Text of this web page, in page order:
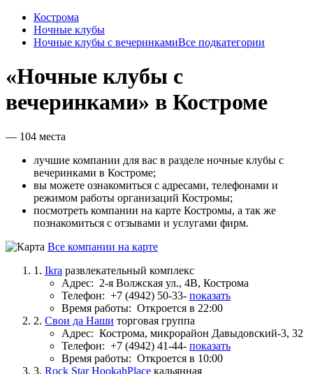
Кострома
Ночные клубы
Ночные клубы с вечеринкамиВсе подкатегории
«Ночные клубы с
вечеринками» в Костроме
— 104 места
лучшие компании для вас в разделе ночные клубы с
вечеринками в Костроме;
вы можете ознакомиться с адресами, телефонами и
режимом работы организаций Костромы;
посмотреть компании на карте Костромы, а так же
познакомиться с отзывами и услугами фирм.
Все компании на карте
1. Ikra развлекательный комплекс
Адрес: 2-я Волжская ул., 4В, Кострома
Телефон: +7 (4942) 50-33- показать
Время работы: Откроется в 22:00
2. Свои да Наши торговая группа
Адрес: Кострома, микрорайон Давыдовский-3, 32
Телефон: +7 (4942) 41-44- показать
Время работы: Откроется в 10:00
3. Rock Star HookahPlace кальянная